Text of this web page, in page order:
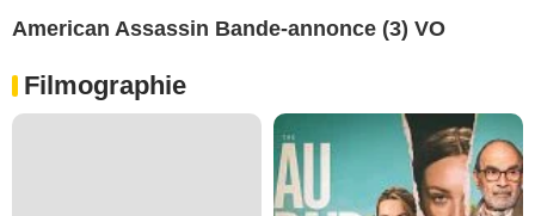
American Assassin Bande-annonce (3) VO
Filmographie